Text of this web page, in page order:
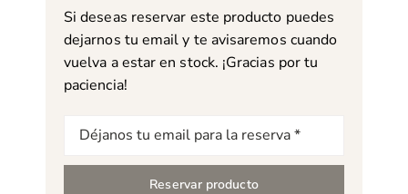
emerald
cantidad
Si deseas reservar este producto puedes
dejarnos tu email y te avisaremos cuando
vuelva a estar en stock. ¡Gracias por tu
paciencia!
Correo
electrónico
Reservar producto